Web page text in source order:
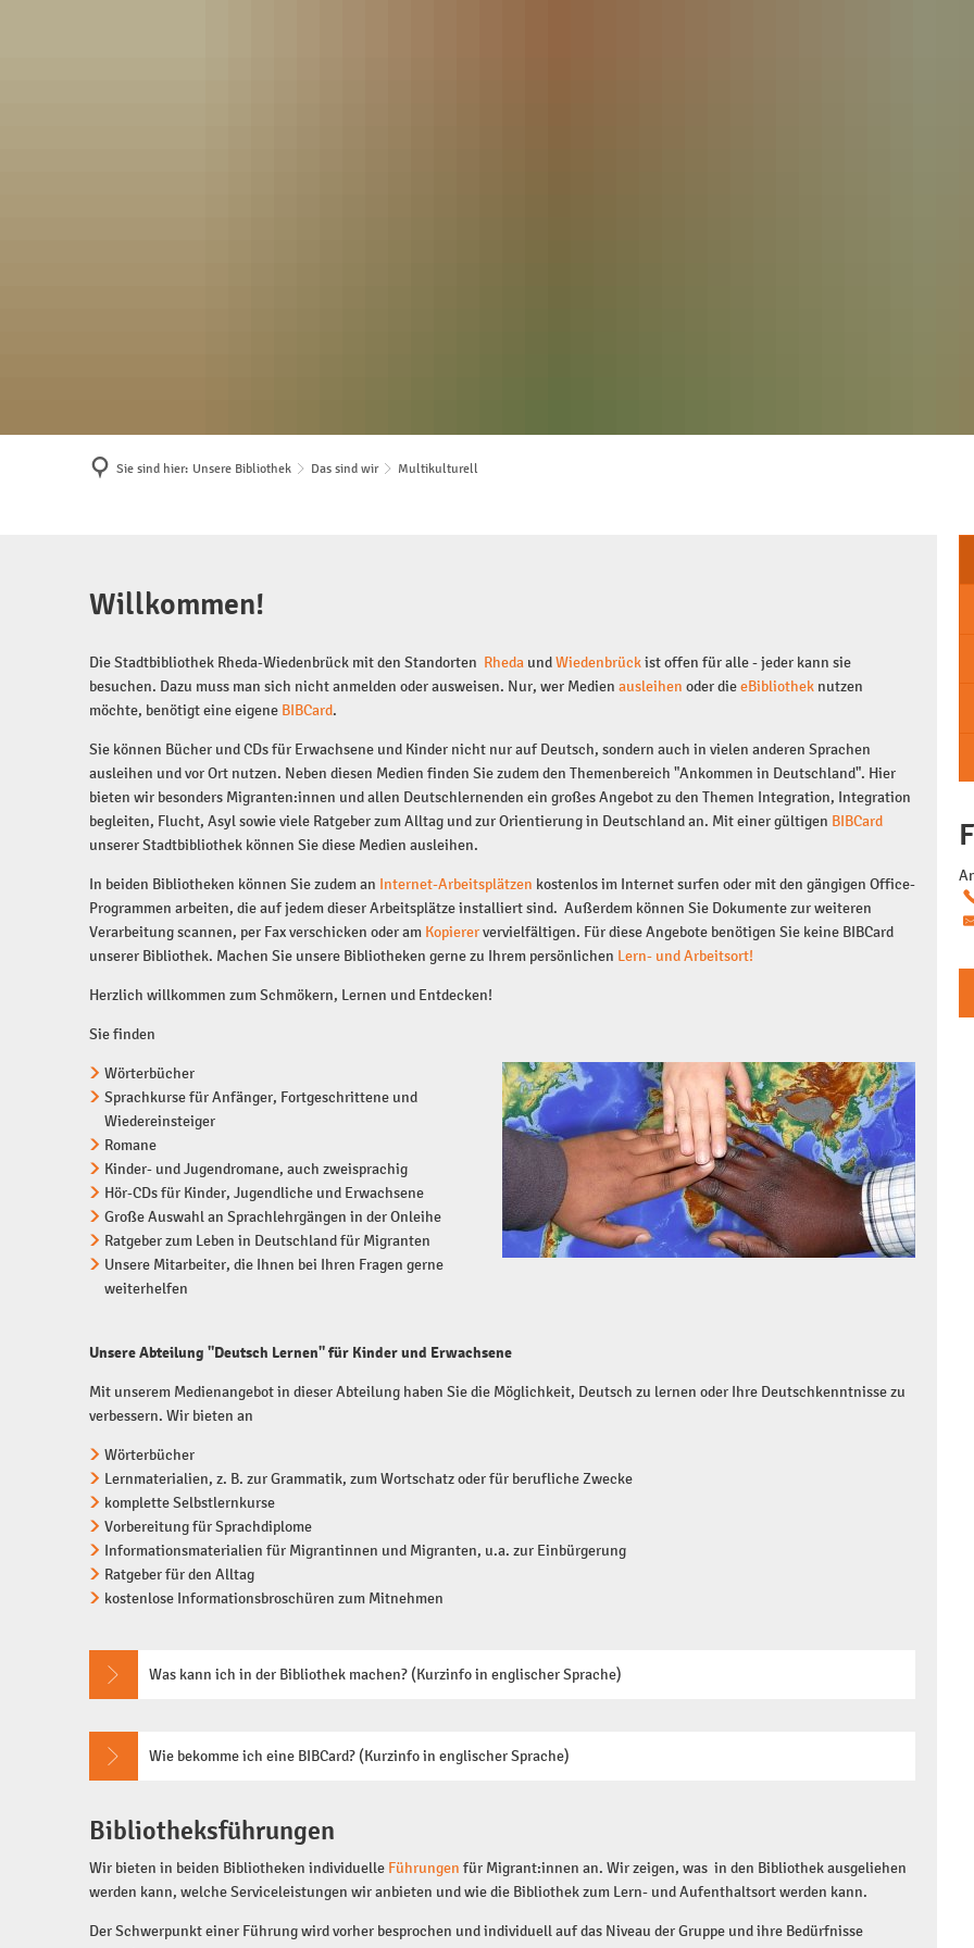
Sie sind hier: Unsere Bibliothek Das sind wir Multikulturell
Willkommen!
Die Stadtbibliothek Rheda-Wiedenbrück mit den Standorten Rheda undWiedenbrückist offen für alle - jeder kann sie
besuchen. Dazu muss man sich nicht anmelden oder ausweisen. Nur, wer Medien ausleihen oder dieeBibliothek nutzen
möchte, benötigt eine eigene BIBCard.
Sie können Bücher und CDs für Erwachsene und Kinder nicht nur auf Deutsch, sondern auch in vielen anderen Sprachen
ausleihen und vor Ort nutzen. Neben diesen Medien finden Sie zudem den Themenbereich "Ankommen in Deutschland". Hier
bieten wir besonders Migranten:innen und allen Deutschlernenden ein großes Angebot zu den Themen Integration, Integration
begleiten, Flucht, Asyl sowie viele Ratgeber zum Alltag und zur Orientierung in Deutschland an. Mit einer gültigen BIBCard
unserer Stadtbibliothek können Sie diese Medien ausleihen.
In beiden Bibliotheken können Sie zudem an Internet-Arbeitsplätzen kostenlos im Internet surfen oder mit den gängigen Office-
Programmen arbeiten, die auf jedem dieser Arbeitsplätze installiert sind. Außerdem können Sie Dokumente zur weiteren
Verarbeitung scannen, per Fax verschicken oder am Kopierervervielfältigen. Für diese Angebote benötigen Sie keine BIBCard
unserer Bibliothek. Machen Sie unsere Bibliotheken gerne zu Ihrem persönlichen Lern- und Arbeitsort!
Herzlich willkommen zum Schmökern, Lernen und Entdecken!
Sie finden
Wörterbücher
Sprachkurse für Anfänger, Fortgeschrittene und
Wiedereinsteiger
Romane
Kinder- und Jugendromane, auch zweisprachig
Hör-CDs für Kinder, Jugendliche und Erwachsene
Große Auswahl an Sprachlehrgängen in der Onleihe
Ratgeber zum Leben in Deutschland für Migranten
Unsere Mitarbeiter, die Ihnen bei Ihren Fragen gerne
weiterhelfen
Unsere Abteilung "Deutsch Lernen" für Kinder und Erwachsene
Mit unserem Medienangebot in dieser Abteilung haben Sie die Möglichkeit, Deutsch zu lernen oder Ihre Deutschkenntnisse zu
verbessern. Wir bieten an
Wörterbücher
Lernmaterialien, z. B. zur Grammatik, zum Wortschatz oder für berufliche Zwecke
komplette Selbstlernkurse
Vorbereitung für Sprachdiplome
Informationsmaterialien für Migrantinnen und Migranten, u.a. zur Einbürgerung
Ratgeber für den Alltag
kostenlose Informationsbroschüren zum Mitnehmen
Was kann ich in der Bibliothek machen? (Kurzinfo in englischer Sprache)
Wie bekomme ich eine BIBCard? (Kurzinfo in englischer Sprache)
Bibliotheksführungen
Wir bieten in beiden Bibliotheken individuelle Führungen für Migrant:innen an. Wir zeigen, was in den Bibliothek ausgeliehen
werden kann, welche Serviceleistungen wir anbieten und wie die Bibliothek zum Lern- und Aufenthaltsort werden kann.
Der Schwerpunkt einer Führung wird vorher besprochen und individuell auf das Niveau der Gruppe und ihre Bedürfnisse